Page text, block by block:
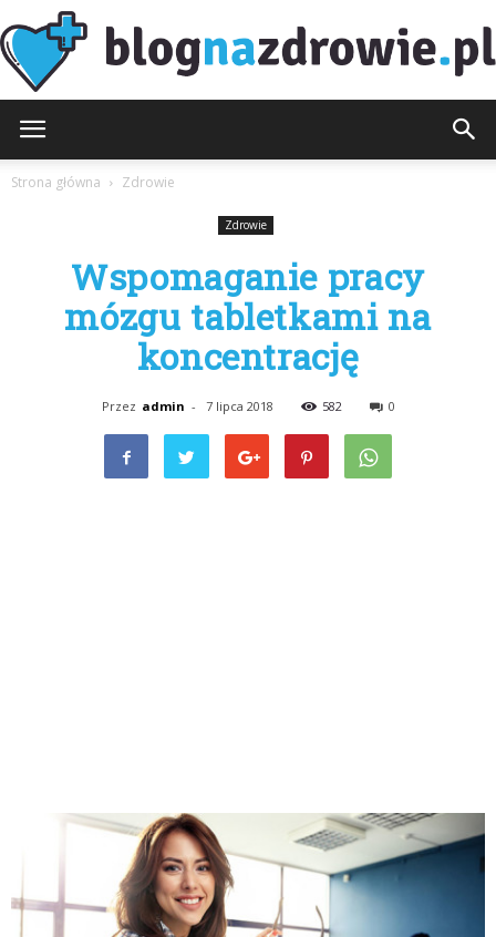
Strona główna Zdrowie
Zdrowie
Wspomaganie pracy
mózgu tabletkami na
koncentrację
Przez admin - 7 lipca 2018 582 0